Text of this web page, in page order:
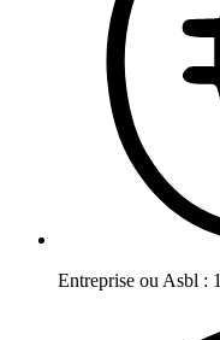
Entreprise ou Asbl :